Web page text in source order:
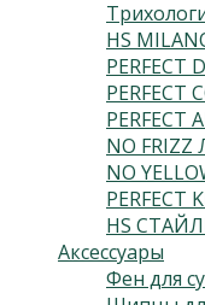
HS
PERFECT
NO
NO
PERFECT
HS
Аксессуары
Фен для